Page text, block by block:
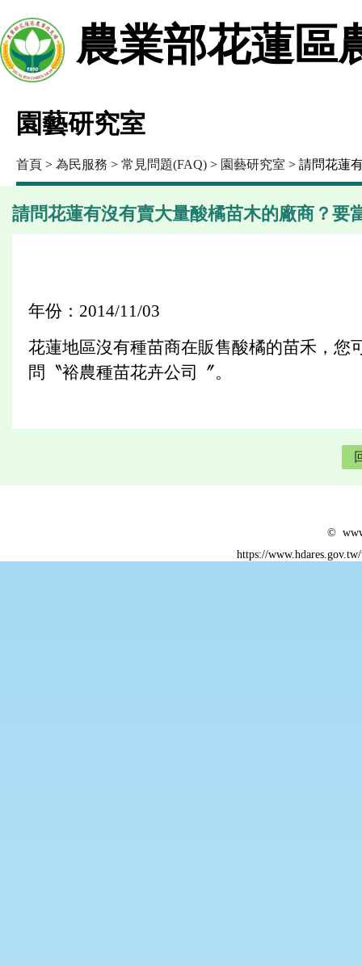
農業部花蓮區
園藝研究室
首頁 > 為民服務 > 常見問題(FAQ) > 園藝研究室 > 請問花蓮
請問花蓮有沒有賣大量酸橘苗木的廠商？要
年份：2014/11/03
花蓮地區沒有種苗商在販售酸橘的苗禾，您
問〝裕農種苗花卉公司〞。
©
https://